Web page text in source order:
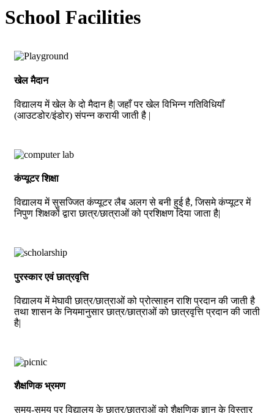
School Facilities
खेल मैदान
विद्यालय में खेल के दो मैदान है| जहाँ पर खेल विभिन्न गतिविधियाँ
(आउटडोर/इंडोर) संपन्न करायी जाती है |
कंप्यूटर शिक्षा
विद्यालय में सुसज्जित कंप्यूटर लैब अलग से बनी हुई है, जिसमे कंप्यूटर में
निपुण शिक्षकों द्वारा छात्र/छात्राओं को प्रशिक्षण दिया जाता है|
पुरस्कार एवं छात्रवृत्ति
विद्यालय में मेघावी छात्र/छात्राओं को प्रोत्साहन राशि प्रदान की जाती है
तथा शासन के नियमानुसार छात्र/छात्राओं को छात्रवृत्ति प्रदान की जाती
है|
शैक्षणिक भ्रमण
समय-समय पर विद्यालय के छात्र/छात्राओं को शैक्षणिक ज्ञान के विस्तार